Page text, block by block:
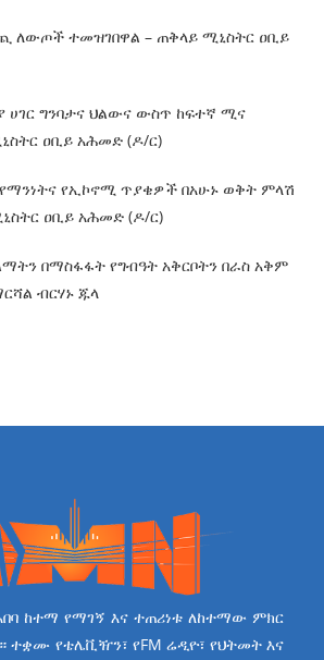
ለውጦች ተመዝገበዋል – ጠቅላይ ሚኒስትር ዐቢይ
ሀገር ግንባታና ህልውና ውስጥ ከፍተኛ ሚና
ዐቢይ አሕመድ (ዶ/ር)
የማንነትና የኢኮኖሚ ጥያቄዎች በአሁኑ ወቅት ምላሽ
ዐቢይ አሕመድ (ዶ/ር)
በማስፋፋት የግብዓት አቅርቦትን በራስ አቅም
ብርሃኑ ጁላ
ከተማ የማገኝ እና ተጠሪነቱ ለከተማው ምክር
ተቋሙ የቴሌቪዥን፣ የFM ሬዲዮ፣ የህትመት እና